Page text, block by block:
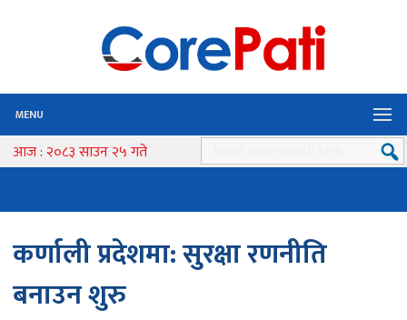
MENU
आज : २०८३ साउन २५ गते
कर्णाली प्रदेशमा: सुरक्षा रणनीति
बनाउन शुरु